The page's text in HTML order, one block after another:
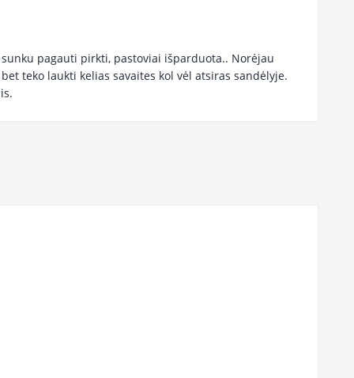
pagauti pirkti, pastoviai išparduota.. Norėjau
teko laukti kelias savaites kol vėl atsiras sandėlyje.